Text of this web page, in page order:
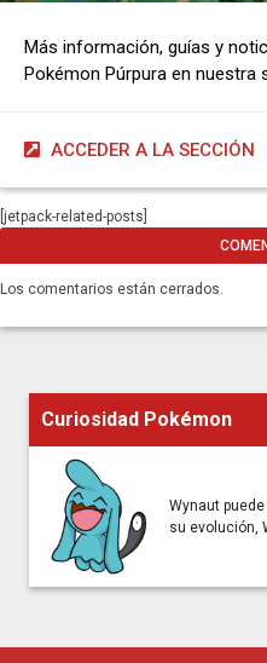
Más información, guías y
Pokémon Púrpura en nuestra
ACCEDER A LA SECCIÓN
[jetpack-related-posts]
Los comentarios están cerrados.
Curiosidad Pokémon
Wynaut
su evolución,